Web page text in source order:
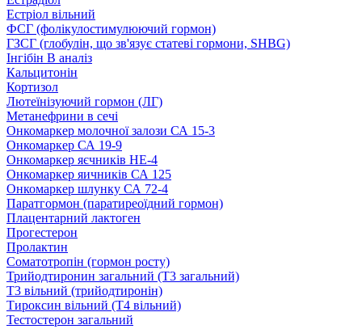
Естріол вільний
ФСГ (фолікулостимулюючий гормон)
ГЗСГ (глобулін, що зв'язує статеві гормони, SHBG)
Інгібін B аналіз
Кальцитонін
Кортизол
Лютеїнізуючий гормон (ЛГ)
Метанефрини в сечі
Онкомаркер молочної залози СА 15-3
Онкомаркер СА 19-9
Онкомаркер яєчників НЕ-4
Онкомаркер яичників СА 125
Онкомаркер шлунку СА 72-4
Паратгормон (паратиреоїдний гормон)
Плацентарний лактоген
Прогестерон
Пролактин
Соматотропін (гормон росту)
Трийодтиронин загальний (Т3 загальний)
Т3 вільний (трийодтиронін)
Тироксин вільний (Т4 вільний)
Тестостерон загальний